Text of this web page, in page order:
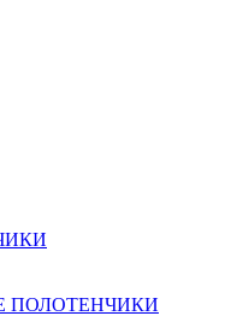
ПОЛОТЕНЧИКИ